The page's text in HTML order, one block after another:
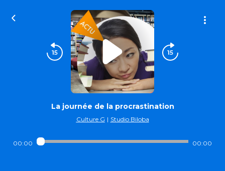
La journée de la procrastination
Culture G | Studio Biloba
00:00 00:00